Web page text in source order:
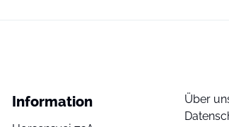
Information
Über